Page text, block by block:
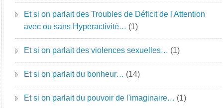
Et si on parlait des Troubles de Déficit de l'Attention
avec ou sans Hyperactivité… (1)
Et si on parlait des violences sexuelles… (1)
Et si on parlait du bonheur… (14)
Et si on parlait du pouvoir de l'imaginaire… (1)